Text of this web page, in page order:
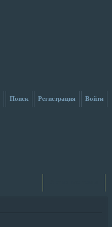
Поиск Регистрация Войти